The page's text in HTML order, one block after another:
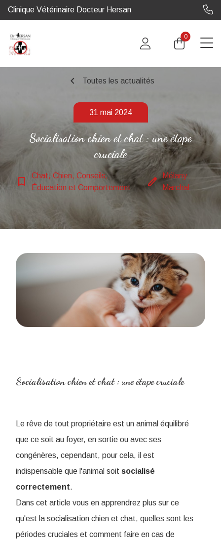
Clinique Vétérinaire Docteur Hersan
0
chevron_left Toutes les actualités
31 mai 2024
Socialisation chien et chat : une étape
cruciale
bookmark_border
Chat, Chien, Conseils,
Éducation et Comportement
edit
Mélany
Marchal
Socialisation chien et chat : une étape cruciale
Le rêve de tout propriétaire est un animal équilibré
que ce soit au foyer, en sortie ou avec ses
congénères, cependant, pour cela, il est
indispensable que l'animal soit socialisé
correctement.
Dans cet article vous en apprendrez plus sur ce
qu'est la socialisation chien et chat, quelles sont les
périodes cruciales et comment faire en cas de